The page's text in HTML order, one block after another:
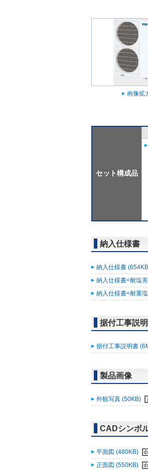
画像拡
セット構成品
納入仕様書
納入仕様書
納入仕様書<耐塩
納入仕様書<耐重
据付工事説
据付工事説明書
製品画像
外観写真 (50KB)
CADシンボ
平面図 (480KB)
正面図 (550KB)